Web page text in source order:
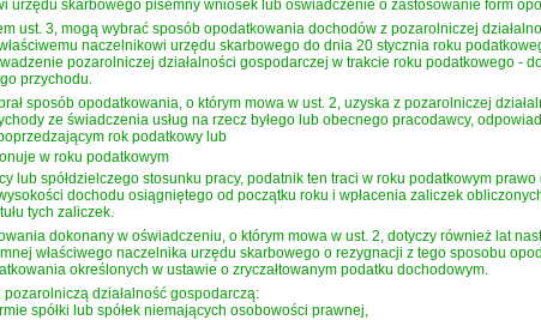
urzędu skarbowego pisemny wniosek lub oświadczenie o zastosowanie form
ust. 3, mogą wybrać sposób opodatkowania dochodów z pozarolniczej
naczelnikowi urzędu skarbowego do dnia 20 stycznia roku
pozarolniczej działalności gospodarczej w trakcie roku podatkowego -
przychodu.
sposób opodatkowania, o którym mowa w ust. 2, uzyska z pozarolniczej
ze świadczenia usług na rzecz byłego lub obecnego pracodawcy,
rok podatkowy lub
w roku podatkowym
lub spółdzielczego stosunku pracy, podatnik ten traci w roku podatkowym
dochodu osiągniętego od początku roku i wpłacenia zaliczek
tych zaliczek.
dokonany w oświadczeniu, o którym mowa w ust. 2, dotyczy również lat
właściwego naczelnika urzędu skarbowego o rezygnacji z tego sposobu
określonych w ustawie o zryczałtowanym podatku dochodowym.
działalność gospodarczą:
spółki lub spółek niemających osobowości prawnej,